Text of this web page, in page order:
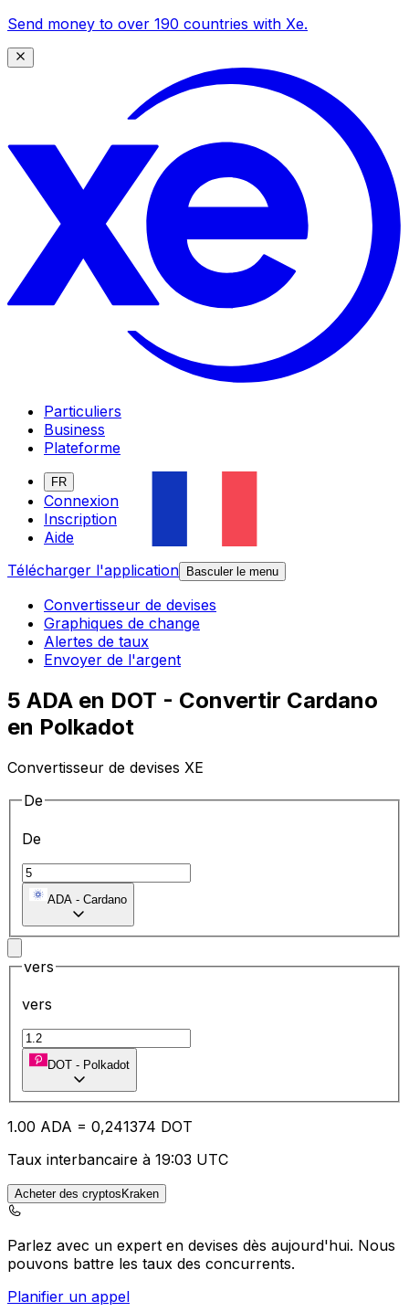
Send money to over 190 countries with Xe.
Particuliers
Business
Plateforme
FR
Connexion
Inscription
Aide
Télécharger l'application
Basculer le menu
Convertisseur de devises
Graphiques de change
Alertes de taux
Envoyer de l'argent
5 ADA en DOT - Convertir Cardano
en Polkadot
Convertisseur de devises XE
De
De
ADA - Cardano
vers
vers
DOT - Polkadot
1.00 ADA = 0,241374 DOT
Taux interbancaire à 19:03 UTC
Acheter des cryptosKraken
Parlez avec un expert en devises dès aujourd'hui. Nous
pouvons battre les taux des concurrents.
Planifier un appel